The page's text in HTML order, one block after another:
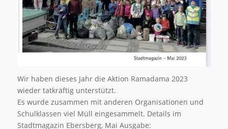
Wir haben dieses Jahr die Aktion Ramadama 2023
wieder tatkräftig unterstützt.
Es wurde zusammen mit anderen Organisationen und
Schulklassen viel Müll eingesammelt. Details im
Stadtmagazin Ebersberg, Mai Ausgabe: